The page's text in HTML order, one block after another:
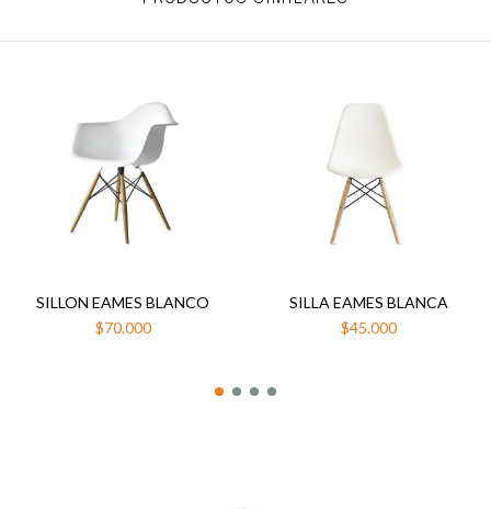
SILLON EAMES BLANCO
$70.000
SILLA EAMES BLANCA
$45.000